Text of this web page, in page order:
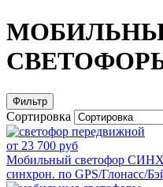
Фильтр
Сортировка
от 23 700 руб
Мобильный светофор
синхрон. по GPS/Глонасс/